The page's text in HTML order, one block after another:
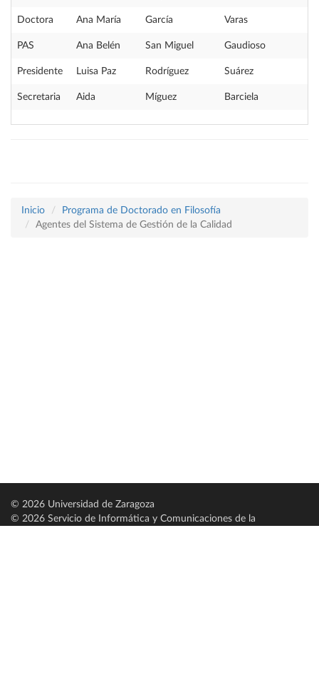
Doctora Ana María García Varas
PAS Ana Belén San Miguel Gaudioso
Presidente Luisa Paz Rodríguez Suárez
Secretaria Aida Míguez Barciela
Inicio
Programa de Doctorado en Filosofía
Agentes del Sistema de Gestión de la Calidad
© 2026 Universidad de Zaragoza
© 2026 Servicio de Informática y Comunicaciones de la